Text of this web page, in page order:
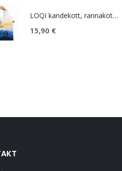
LOQI kandekott, rannakott, reisikott, Estravel Mountain Bag
15,90 €